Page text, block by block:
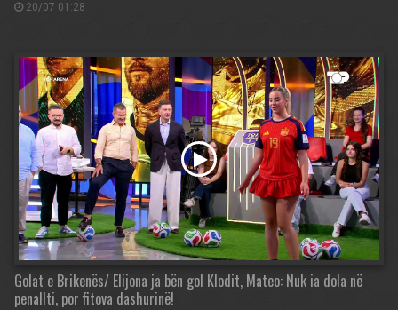
20/07 01:28
Golat e Brikenës/ Elijona ja bën gol Klodit, Mateo: Nuk ia dola në
penallti, por fitova dashurinë!